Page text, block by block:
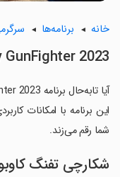
خانه برنامه‌ها
2023
این برنامه با امکانات
شما رقم می‌زند.
شکارچی تفنگ کاوبوی